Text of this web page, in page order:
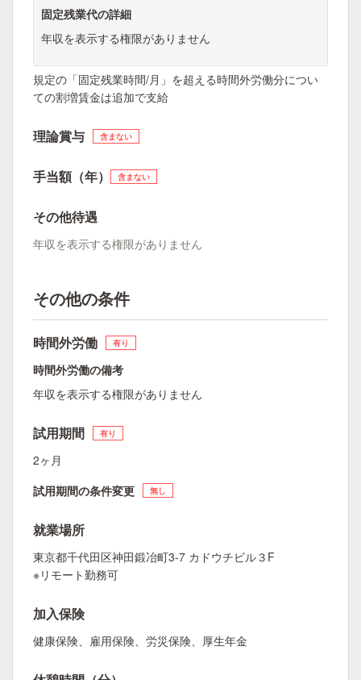
固定残業代の詳細
年収を表示する権限がありません
規定の「固定残業時間/月」を超える時間外労働分につい
ての割増賃金は追加で支給
理論賞与 含まない
手当額（年） 含まない
その他待遇
年収を表示する権限がありません
その他の条件
時間外労働 有り
時間外労働の備考
年収を表示する権限がありません
試用期間 有り
2ヶ月
試用期間の条件変更
無し
就業場所
東京都千代田区神田鍛冶町3-7 カドウチビル３F
※リモート勤務可
加入保険
健康保険、雇用保険、労災保険、厚生年金